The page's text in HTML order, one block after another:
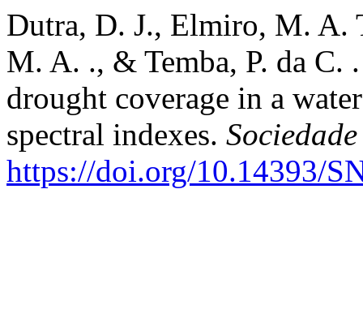
Dutra, D. J., Elmiro, M. A.
M. A. ., & Temba, P. da C.
drought coverage in a
spectral indexes.
https://doi.org/10.14393/